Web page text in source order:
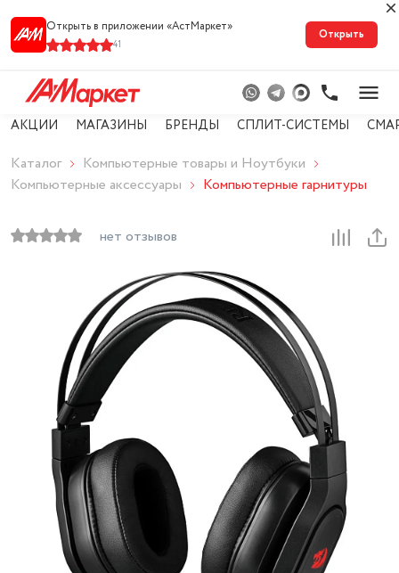
Открыть в приложении «АстМарке‪т‬»
41
Открыть
АКЦИИ МАГАЗИНЫ БРЕНДЫ СПЛИТ-СИСТЕМЫ
Каталог
Компьютерные товары и Ноутбуки
Компьютерные аксессуары
Компьютерные гарнитуры
нет отзывов